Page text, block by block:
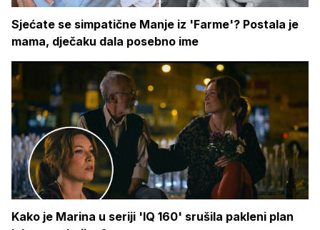
Sjećate se simpatične Manje iz 'Farme'? Postala je
mama, dječaku dala posebno ime
Kako je Marina u seriji 'IQ 160' srušila pakleni plan